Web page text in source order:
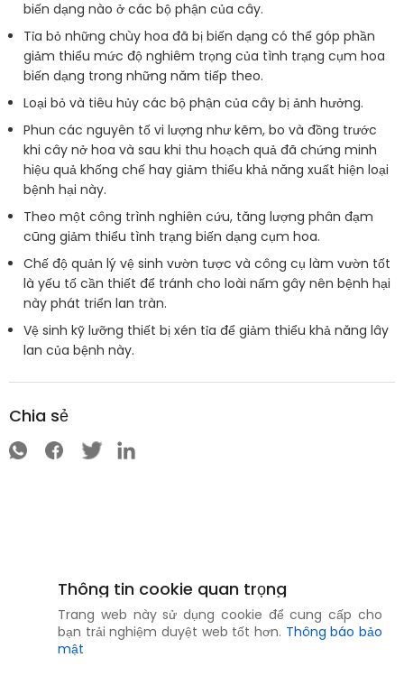
biến dạng nào ở các bộ phận của cây.
Tỉa bỏ những chùy hoa đã bị biến dạng có thể góp phần
giảm thiểu mức độ nghiêm trọng của tình trạng cụm hoa
biến dạng trong những năm tiếp theo.
Loại bỏ và tiêu hủy các bộ phận của cây bị ảnh hưởng.
Phun các nguyên tố vi lượng như kẽm, bo và đồng trước
khi cây nở hoa và sau khi thu hoạch quả đã chứng minh
hiệu quả khống chế hay giảm thiểu khả năng xuất hiện loại
bệnh hại này.
Theo một công trình nghiên cứu, tăng lượng phân đạm
cũng giảm thiểu tình trạng biến dạng cụm hoa.
Chế độ quản lý vệ sinh vườn tược và công cụ làm vườn tốt
là yếu tố cần thiết để tránh cho loài nấm gây nên bệnh hại
này phát triển lan tràn.
Vệ sinh kỹ lưỡng thiết bị xén tỉa để giảm thiểu khả năng lây
lan của bệnh này.
Chia sẻ
Thông tin cookie quan trọng
Trang web này sử dụng cookie để cung cấp cho
bạn trải nghiệm duyệt web tốt hơn. Thông báo bảo
mật